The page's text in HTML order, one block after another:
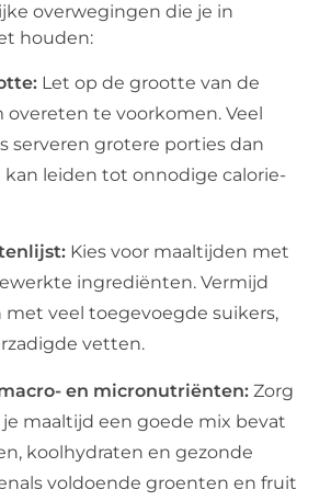
overwegingen die je in
houden:
Let op de grootte van de
overeten te voorkomen. Veel
serveren grotere porties dan
kan leiden tot onnodige calorie-
Kies voor maaltijden met
ingrediënten. Vermijd
veel toegevoegde suikers,
vetten.
en micronutriënten: Zorg
maaltijd een goede mix bevat
koolhydraten en gezonde
voldoende groenten en fruit